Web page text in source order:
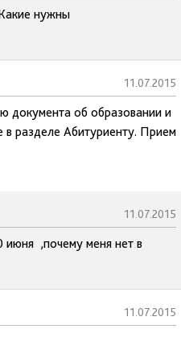
нужны
11.07.2015
документа об образовании и
в разделе Абитуриенту. Прием
11.07.2015
июня ,почему меня нет в
11.07.2015